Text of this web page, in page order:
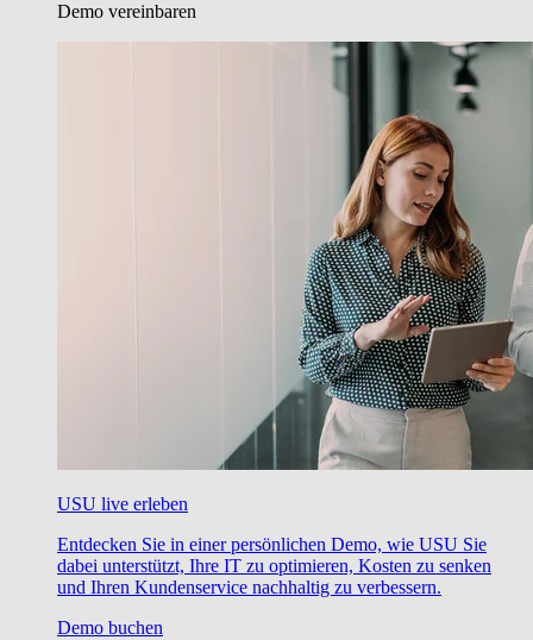
Demo vereinbaren
USU live erleben
Entdecken Sie in einer persönlichen Demo, wie USU Sie
dabei unterstützt, Ihre IT zu optimieren, Kosten zu senken
und Ihren Kundenservice nachhaltig zu verbessern.
Demo buchen